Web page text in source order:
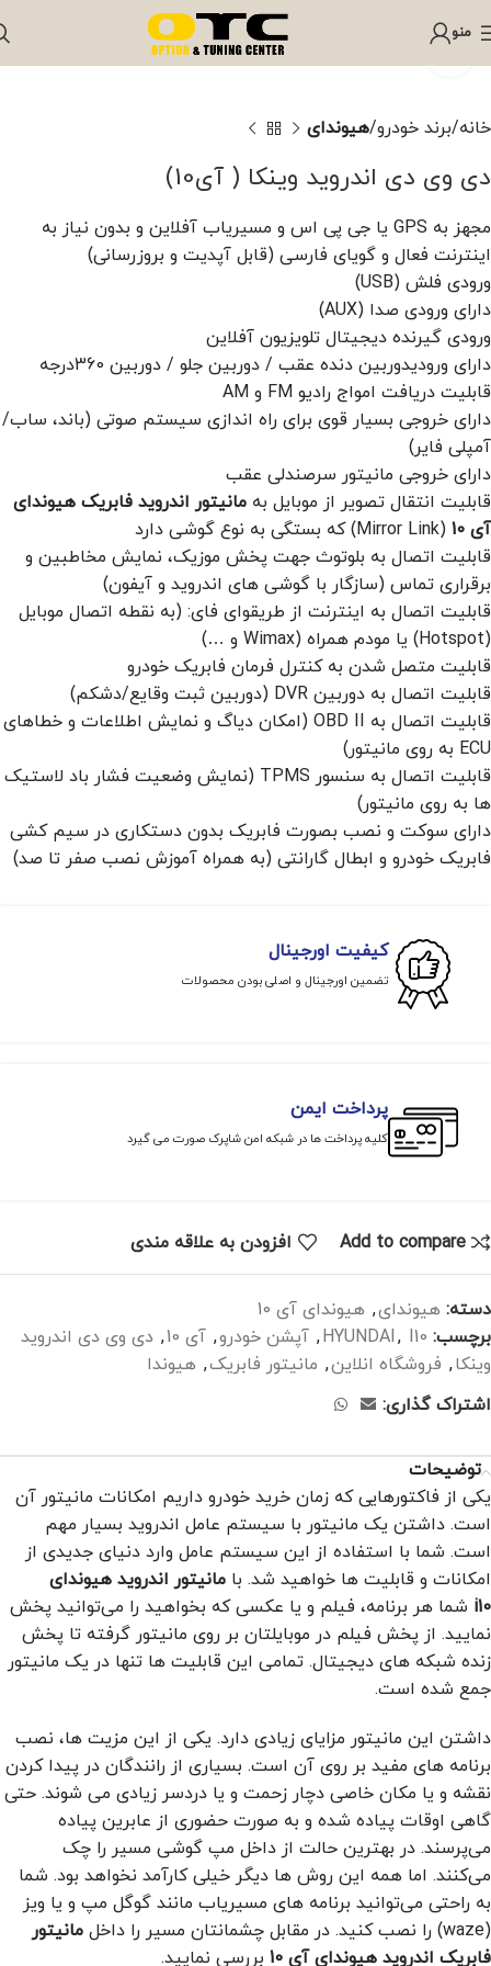
منو
برای بزرگنمایی کلیک کنید
خانه برند خودرو هیوندای
دی وی دی اندروید وینکا ( آی10)
مجهز به GPS یا جی پی اس و مسیریاب آفلاین و بدون نیاز به
اینترنت فعال و گویای فارسی (قابل آپدیت و بروزرسانی)
ورودی فلش (USB)
دارای ورودی صدا (AUX)
ورودی گیرنده دیجیتال تلویزیون آفلاین
دارای ورودیدوربین دنده عقب / دوربین جلو / دوربین 360درجه
قابلیت دریافت امواج رادیو FM و AM
دارای خروجی بسیار قوی برای راه اندازی سیستم صوتی (باند، ساب/
آمپلی فایر)
دارای خروجی مانیتور سرصندلی عقب
قابلیت انتقال تصویر از موبایل به مانیتور اندروید فابریک هیوندای
آی 10
(Mirror Link) که بستگی به نوع گوشی دارد
قابلیت اتصال به بلوتوث جهت پخش موزیک، نمایش مخاطبین و
برقراری تماس (سازگار با گوشی های اندروید و آیفون)
قابلیت اتصال به اینترنت از طریقوای فای: (به نقطه اتصال موبایل
(Hotspot) یا مودم همراه (Wimax و …)
قابلیت متصل شدن به کنترل فرمان فابریک خودرو
قابلیت اتصال به دوربین DVR (دوربین ثبت وقایع/دشکم)
قابلیت اتصال به OBD II (امکان دیاگ و نمایش اطلاعات و خطاهای
ECU به روی مانیتور)
قابلیت اتصال به سنسور TPMS (نمایش وضعیت فشار باد لاستیک
ها به روی مانیتور)
دارای سوکت و نصب بصورت فابریک بدون دستکاری در سیم کشی
فابریک خودرو و ابطال گارانتی (به همراه آموزش نصب صفر تا صد)
کیفیت اورجینال
تضمین اورجینال و اصلی بودن محصولات
پرداخت ایمن
کلیه پرداخت ها در شبکه امن شاپرک صورت می گیرد
Add to compare افزودن به علاقه مندی
دسته: هیوندای, هیوندای آی 10
برچسب:
HYUNDAI, I10
, آپشن خودرو, آی 10 , دی وی دی اندروید
وینکا, فروشگاه انلاین, مانیتور فابریک, هیوندا
اشتراک گذاری:
توضیحات
یکی از فاکتورهایی که زمان خرید خودرو داریم امکانات مانیتور آن
است. داشتن یک مانیتور با سیستم عامل اندروید بسیار مهم
است. شما با استفاده از این سیستم عامل وارد دنیای جدیدی از
امکانات و قابلیت ها خواهید شد. با مانیتور اندروید هیوندای
i10 شما هر برنامه، فیلم و یا عکسی که بخواهید را می‌توانید پخش
نمایید. از پخش فیلم در موبایلتان بر روی مانیتور گرفته تا پخش
زنده شبکه های دیجیتال. تمامی این قابلیت ها تنها در یک مانیتور
جمع شده است.
داشتن این مانیتور مزایای زیادی دارد. یکی از این مزیت ها، نصب
برنامه های مفید بر روی آن است. بسیاری از رانندگان در پیدا کردن
نقشه و یا مکان خاصی دچار زحمت و یا دردسر زیادی می شوند. حتی
گاهی اوقات پیاده شده و به صورت حضوری از عابرین پیاده
می‌پرسند. در بهترین حالت از داخل مپ گوشی مسیر را چک
می‌کنند. اما همه این روش ها دیگر خیلی کارآمد نخواهد بود. شما
به راحتی می‌توانید برنامه های مسیریاب مانند گوگل مپ و یا ویز
(waze) را نصب کنید. در مقابل چشمانتان مسیر را داخل
مانیتور
فابریک اندروید هیوندای آی 10
بررسی نمایید.